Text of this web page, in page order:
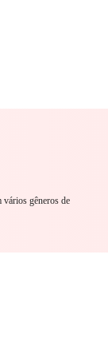
vários gêneros de